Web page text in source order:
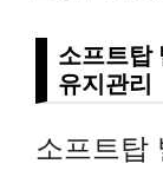
소프트탑
유지관리
소프트탑